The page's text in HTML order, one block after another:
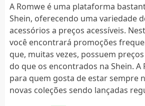
A Romwe é uma plataforma
Shein, oferecendo uma variedade
acessórios a preços acessíveis.
você encontrará promoções
que, muitas vezes, possuem
do que os encontrados na Shein. A
para quem gosta de estar sempre
novas coleções sendo lançadas